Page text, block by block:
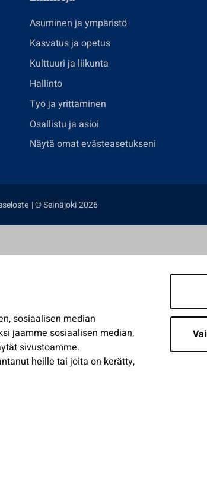
sosiaalisen median
jaamme sosiaalisen median,
sivustoamme.
heille tai joita on kerätty,
Asuminen ja ympäristö
Kasvatus ja opetus
Kulttuuri ja liikunta
Hallinto
Työ ja yrittäminen
Osallistu ja asioi
Näytä omat evästeasetukseni
| © Seinäjoki 2026